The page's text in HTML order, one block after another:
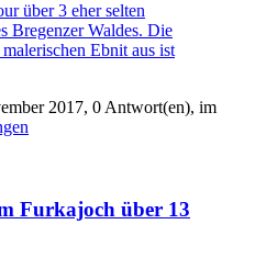
über 3 eher selten
Bregenzer Waldes. Die
Ebnit aus ist
2017, 0 Antwort(en), im
Furkajoch über 13